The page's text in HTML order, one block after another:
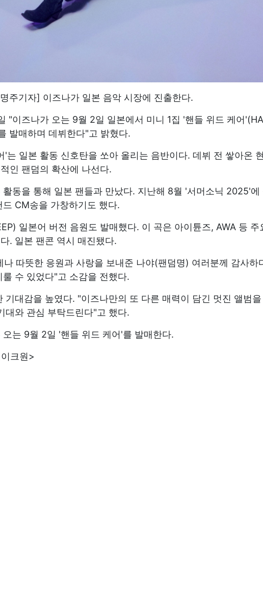
주기자] 이즈나가 일본 음악 시장에 진출한다.
"이즈나가 오는 9월 2일 일본에서 미니 1집 '핸들 위드 케어
발매하며 데뷔한다"고 밝혔다.
'는 일본 활동 신호탄을 쏘아 올리는 음반이다. 데뷔 전 쌓아온
인 팬덤의 확산에 나선다.
활동을 통해 일본 팬들과 만났다. 지난해 8월 '서머소닉 2025'에
드 CM송을 가창하기도 했다.
일본어 버전 음원도 발매했다. 이 곡은 아이튠즈, AWA 등 주
. 일본 팬콘 역시 매진됐다.
나 따뜻한 응원과 사랑을 보내준 나야(팬덤명) 여러분께 감사하
룰 수 있었다"고 소감을 전했다.
기대감을 높였다. "이즈나만의 또 다른 매력이 담긴 멋진 앨범
대와 관심 부탁드린다"고 했다.
오는 9월 2일 '핸들 위드 케어'를 발매한다.
크원>